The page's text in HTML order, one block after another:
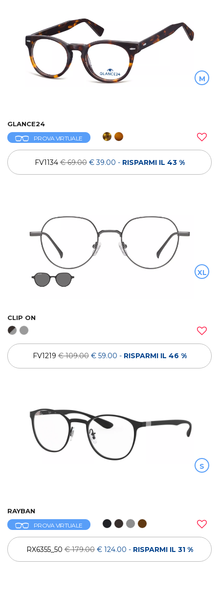
M
GLANCE24
PROVA VIRTUALE
FV1134€ 69.00 € 39.00 - RISPARMI IL 43 %
XL
CLIP ON
FV1219€ 109.00 € 59.00 - RISPARMI IL 46 %
S
RAYBAN
PROVA VIRTUALE
RX6355_50€ 179.00 € 124.00 - RISPARMI IL 31 %